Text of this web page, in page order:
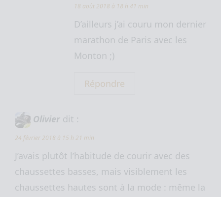
18 août 2018 à 18 h 41 min
D’ailleurs j’ai couru mon dernier
marathon de Paris avec les
Monton ;)
Répondre
Olivier dit :
24 février 2018 à 15 h 21 min
J’avais plutôt l’habitude de courir avec des
chaussettes basses, mais visiblement les
chaussettes hautes sont à la mode : même la